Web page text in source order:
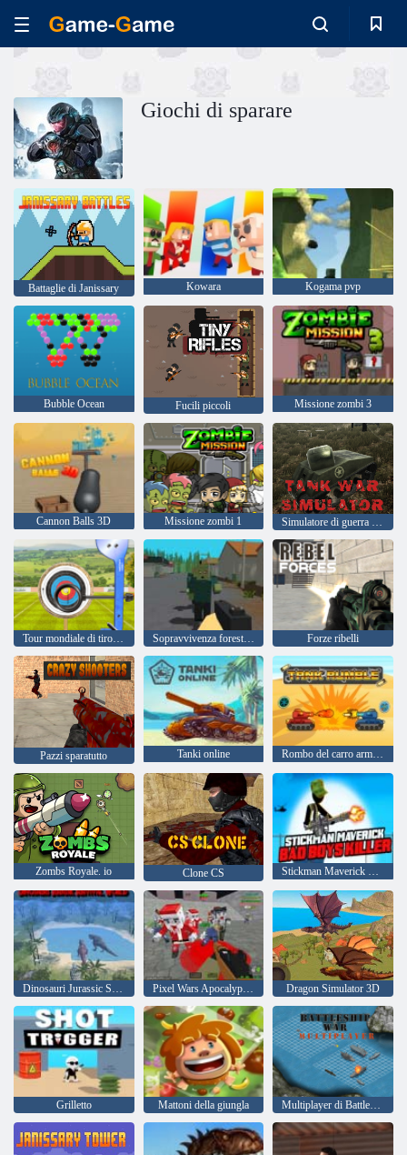
Giochi di sparare
Battaglie di Janissary Kowara Kogama pvp
Bubble Ocean Fucili piccoli Missione zombi 3
Cannon Balls 3D Missione zombi 1 Simulatore di guerra di carri armati
Tour mondiale di tiro con l'arco Sopravvivenza forestale Forze ribelli
Pazzi sparatutto Tanki online Rombo del carro armato
Zombs Royale. io Clone CS Stickman Maverick Bad Boys Killer
Dinosauri Jurassic Survival World Pixel Wars Apocalypse Zombie Dragon Simulator 3D
Grilletto Mattoni della giungla